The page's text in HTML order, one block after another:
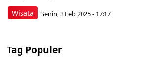
Wisata Senin, 3 Feb 2025 - 17:17
Tag Populer